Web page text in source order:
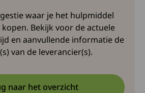
waar je het hulpmiddel
Bekijk voor de actuele
en aanvullende informatie de
van de leverancier(s).
naar het overzicht